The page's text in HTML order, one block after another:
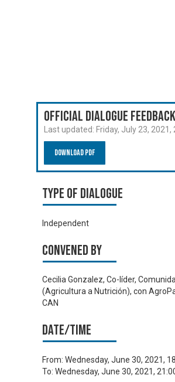
Official Dialogue
Last updated: Friday, July 23, 2021,
Download PDF
Type of Dialogue
Independent
Convened by
Cecilia Gonzalez, Co-líder,
(Agricultura a Nutrición), con
CAN
Date/time
From: Wednesday, June 30, 2021,
To: Wednesday, June 30, 2021,